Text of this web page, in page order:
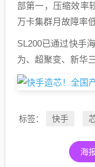
部第一，压缩效率
万卡集群月故障率
SL200已通过快手
为、超聚变、新华
标签： 快手
海